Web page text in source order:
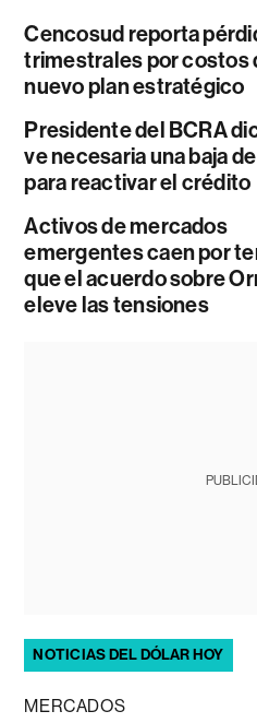
Cencosud reporta
trimestrales por costos
nuevo plan estratégico
Presidente del BCRA
ve necesaria una baja
para reactivar el crédito
Activos de mercados
emergentes caen por
que el acuerdo sobre
eleve las tensiones
NOTICIAS DEL DÓLAR HOY
MERCADOS